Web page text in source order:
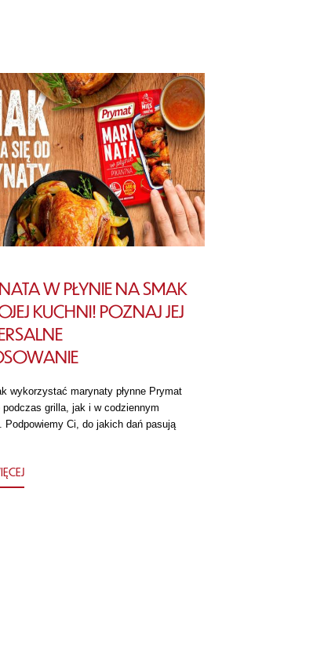
W PŁYNIE NA SMAK
KUCHNI! POZNAJ JEJ
wykorzystać marynaty płynne Prymat
podczas grilla, jak i w codziennym
Podpowiemy Ci, do jakich dań pasują